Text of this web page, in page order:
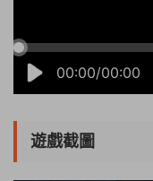
00:00/00:00
遊戲截圖